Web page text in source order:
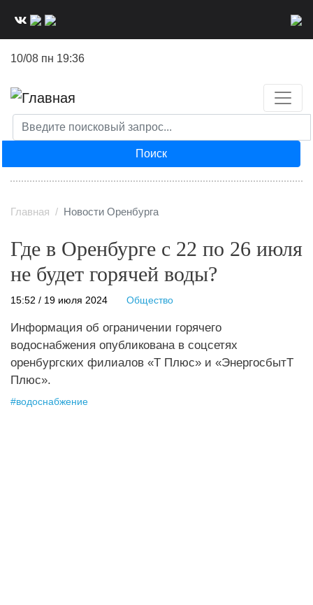
10/08 пн 19:36
Поиск
Главная Новости Оренбурга
Где в Оренбурге с 22 по 26 июля
не будет горячей воды?
15:52 / 19 июля 2024 Общество
Информация об ограничении горячего
водоснабжения опубликована в соцсетях
оренбургских филиалов «Т Плюс» и «ЭнергосбытТ
Плюс».
#водоснабжение